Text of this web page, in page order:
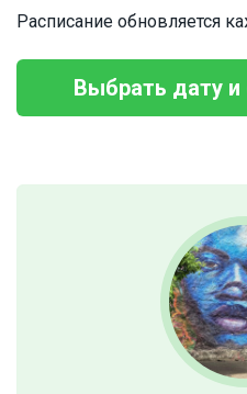
Расписание обновляется
Выбрать дату